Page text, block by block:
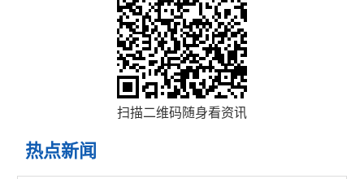
扫描二维码随身看资讯
热点新闻